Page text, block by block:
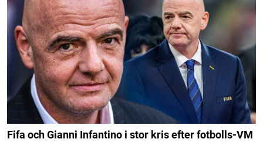
Fifa och Gianni Infantino i stor kris efter fotbolls-VM